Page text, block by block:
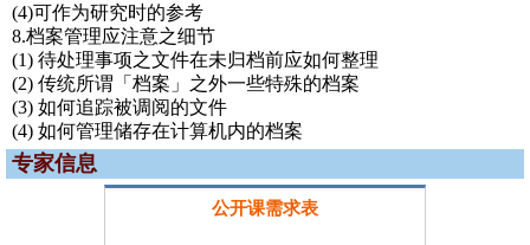
(4)可作为研究时的参考
8.档案管理应注意之细节
(1) 待处理事项之文件在未归档前应如何整理
(2) 传统所谓「档案」之外一些特殊的档案
(3) 如何追踪被调阅的文件
(4) 如何管理储存在计算机内的档案
专家信息
公开课需求表